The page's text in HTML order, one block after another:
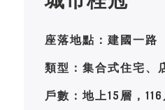
座落地點：建國一路
類型：集合式住宅、
戶數：地上15層，116